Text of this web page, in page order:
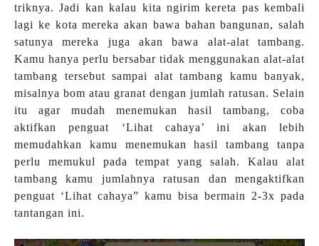
triknya. Jadi kan kalau kita ngirim kereta pas kembali
lagi ke kota mereka akan bawa bahan bangunan, salah
satunya mereka juga akan bawa alat-alat tambang.
Kamu hanya perlu bersabar tidak menggunakan alat-alat
tambang tersebut sampai alat tambang kamu banyak,
misalnya bom atau granat dengan jumlah ratusan. Selain
itu agar mudah menemukan hasil tambang, coba
aktifkan penguat ‘Lihat cahaya’ ini akan lebih
memudahkan kamu menemukan hasil tambang tanpa
perlu memukul pada tempat yang salah. Kalau alat
tambang kamu jumlahnya ratusan dan mengaktifkan
penguat ‘Lihat cahaya” kamu bisa bermain 2-3x pada
tantangan ini.